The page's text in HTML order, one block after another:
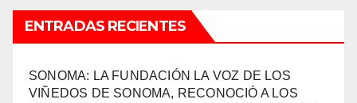
ENTRADAS RECIENTES
SONOMA: LA FUNDACIÓN LA VOZ DE LOS
VIÑEDOS DE SONOMA, RECONOCIÓ A LOS